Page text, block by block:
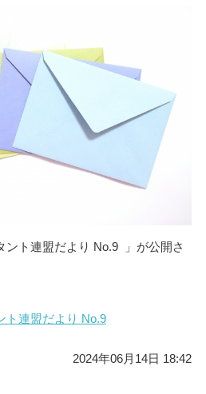
ント連盟だより No.9 」が公開さ
ト連盟だより No.9
2024年06月14日 18:42